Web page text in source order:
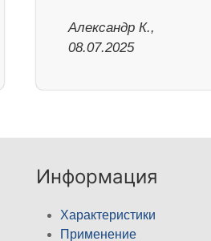
Александр К.,
08.07.2025
Информация
Характеристики
Применение